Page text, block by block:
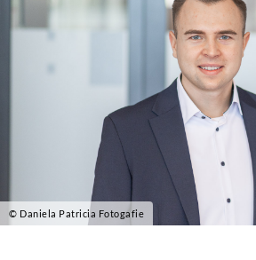
© Daniela Patricia Fotogafie